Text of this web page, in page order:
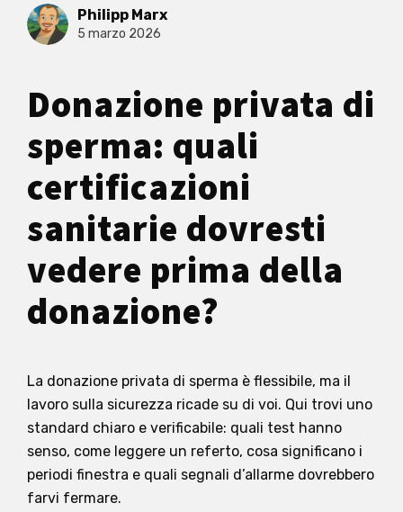
Philipp Marx
5 marzo 2026
Donazione privata di
sperma: quali
certificazioni
sanitarie dovresti
vedere prima della
donazione?
La donazione privata di sperma è flessibile, ma il
lavoro sulla sicurezza ricade su di voi. Qui trovi uno
standard chiaro e verificabile: quali test hanno
senso, come leggere un referto, cosa significano i
periodi finestra e quali segnali d’allarme dovrebbero
farvi fermare.